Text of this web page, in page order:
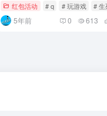
红包活动 # q # 玩游戏 # 生
5年前 0 613